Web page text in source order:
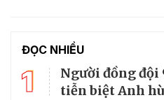
ĐỌC NHIỀU
1
Người đồng đội
tiễn biệt Anh